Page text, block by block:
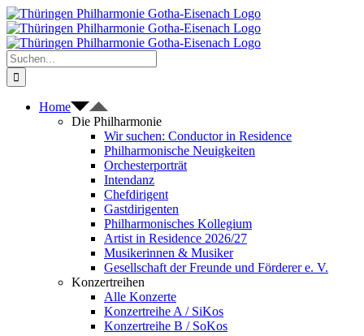
Zum
Inhalt
springen
Suche
nach:
Home
Die Philharmonie
Wir suchen: Conductor in Residence
Philharmonische Neuigkeiten
Orchesterporträt
Intendanz
Chefdirigent
Gastdirigenten
Philharmonisches Kollegium
Artist in Residence 2026/27
Musikerinnen & Musiker
Gesellschaft der Freunde und Förderer e. V.
Konzertreihen
Alle Konzerte
Konzertreihe A / SiKos
Konzertreihe B / SoKos